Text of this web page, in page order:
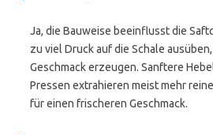
Ja, die Bauweise beeinflusst die
zu viel Druck auf die Schale
Geschmack erzeugen. Sanftere
Pressen extrahieren meist mehr
für einen frischeren Geschmack.